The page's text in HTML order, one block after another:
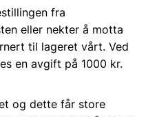
fra
eller nekter å motta
til lageret vårt. Ved
en avgift på 1000 kr.
og dette får store